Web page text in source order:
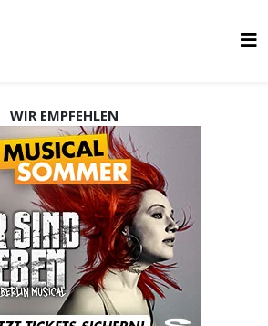
WIR EMPFEHLEN